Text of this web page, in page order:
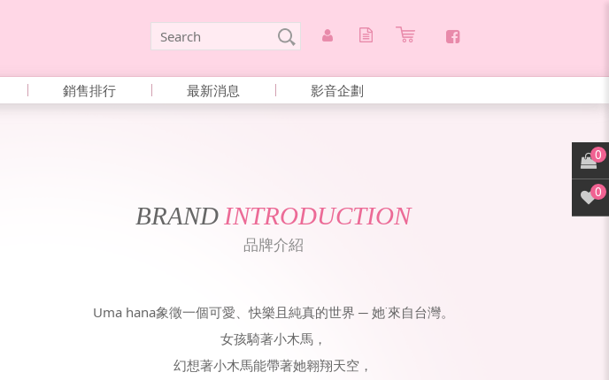
銷售排行 最新消息 影音企劃
BRAND INTRODUCTION
品牌介紹
Uma hana象徵一個可愛、快樂且純真的世界 ─ 她˙來自台灣。
女孩騎著小木馬，
幻想著小木馬能帶著她翱翔天空，
0
0